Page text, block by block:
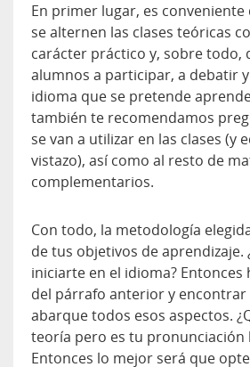
En primer lugar, es conveniente
se alternen las clases teóricas
carácter práctico y, sobre todo,
alumnos a participar, a debatir
idioma que se pretende
también te recomendamos
se van a utilizar en las clases (y
vistazo), así como al resto de
complementarios.
Con todo, la metodología
de tus objetivos de aprendizaje.
iniciarte en el idioma? Entonces
del párrafo anterior y
abarque todos esos aspectos.
teoría pero es tu pronunciación
Entonces lo mejor será que